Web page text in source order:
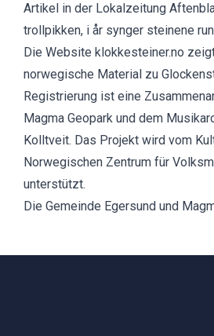
Artikel in der Lokalzeitung
trollpikken, i år synger steinene
Die Website klokkesteiner.no
norwegische Material zu
Registrierung ist eine
Magma Geopark und dem
Kolltveit. Das Projekt wird vom
Norwegischen Zentrum für
unterstützt.
Die Gemeinde Egersund und